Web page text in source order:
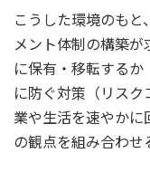
こうした環境のも
メント体制の構築が
に保有・移転する
に防ぐ対策（リス
業や生活を速やか
の観点を組み合わせ